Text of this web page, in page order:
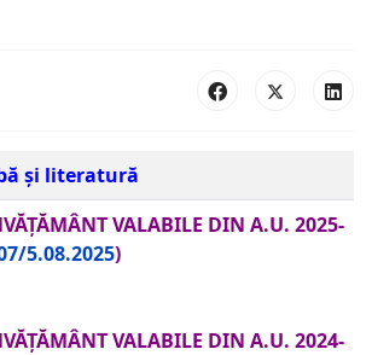
și literatură
VALABILE DIN A.U. 2025-
5.08.2025)
VALABILE DIN A.U. 2024-